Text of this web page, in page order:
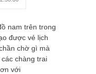
nam trên trong
được vẻ lịch
chờ gì mà
chàng trai
với